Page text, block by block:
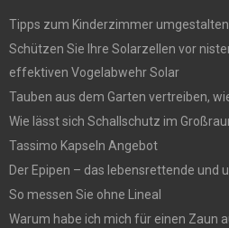
Tipps zum Kinderzimmer umgestalten
Schützen Sie Ihre Solarzellen vor
effektiven Vogelabwehr Solar
Tauben aus dem Garten vertreiben,
Wie lässt sich Schallschutz im
Tassimo Kapseln Angebot
Der Epipen – das lebensrettende und
So messen Sie ohne Lineal
Warum habe ich mich für einen Zaun